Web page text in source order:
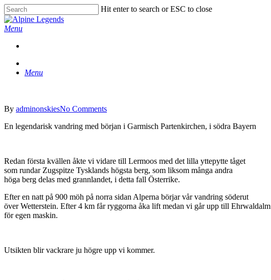
Skip
to
main
Hit enter to search or ESC to close
Close
Search
Menu
Menu
By adminonskiesNo Comments
En legendarisk vandring med början i Garmisch Partenkirchen, i södra Bayern
Redan första kvällen åkte vi vidare till Lermoos med det lilla yttepytte tåget
som rundar Zugspitze Tysklands högsta berg, som liksom många andra
höga berg delas med grannlandet, i detta fall Österrike.
Efter en natt på 900 möh på norra sidan Alperna börjar vår vandring söderut
över Wetterstein. Efter 4 km får ryggorna åka lift medan vi går upp till Ehrwaldalm
för egen maskin.
Utsikten blir vackrare ju högre upp vi kommer.